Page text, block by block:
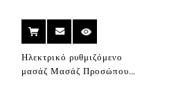
Ηλεκτρικό ρυθμιζόμενο
μασάζ Μασάζ Προσώπου